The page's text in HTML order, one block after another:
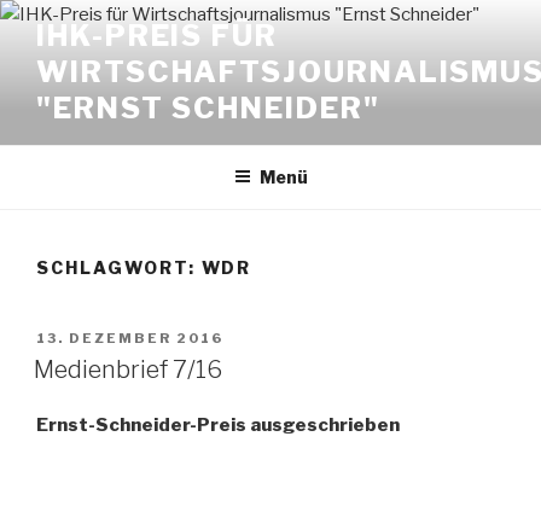
Zum
Inhalt
springen
IHK-PREIS FÜR
"ERNST SCHNEIDER"
Menü
SCHLAGWORT: WDR
VERÖFFENTLICHT
AM
13. DEZEMBER 2016
Medienbrief 7/16
Ernst-Schneider-Preis ausgeschrieben